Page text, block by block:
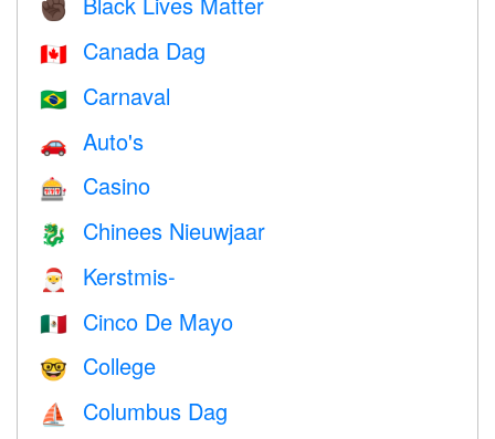
✊🏿
🇨🇦 Canada Dag
🇧🇷 Carnaval
🚗 Auto's
🎰 Casino
🐉 Chinees Nieuwjaar
🎅 Kerstmis-
🇲🇽 Cinco De Mayo
🤓 College
⛵️ Columbus Dag